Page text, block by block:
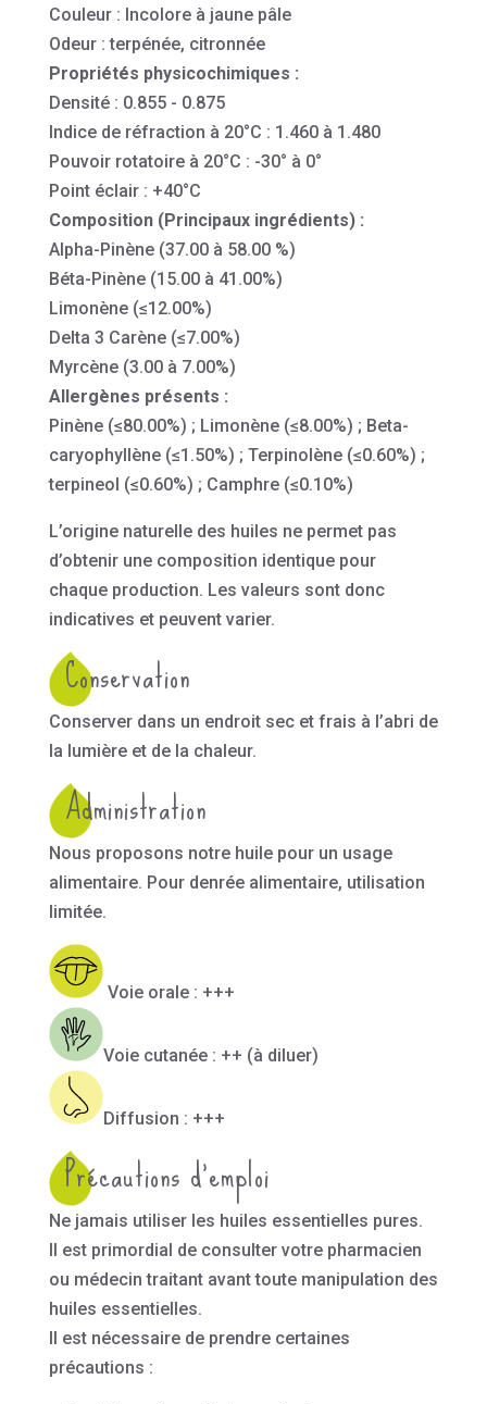
Couleur : Incolore à jaune pâle
Odeur : terpénée, citronnée
Propriétés physicochimiques :
Densité : 0.855 - 0.875
Indice de réfraction à 20°C : 1.460 à 1.480
Pouvoir rotatoire à 20°C : -30° à 0°
Point éclair : +40°C
Composition (Principaux ingrédients) :
Alpha-Pinène (37.00 à 58.00 %)
Béta-Pinène (15.00 à 41.00%)
Limonène (≤12.00%)
Delta 3 Carène (≤7.00%)
Myrcène (3.00 à 7.00%)
Allergènes présents :
Pinène (≤80.00%) ; Limonène (≤8.00%) ; Beta-
caryophyllène (≤1.50%) ; Terpinolène (≤0.60%) ;
terpineol (≤0.60%) ; Camphre (≤0.10%)
L’origine naturelle des huiles ne permet pas
d’obtenir une composition identique pour
chaque production. Les valeurs sont donc
indicatives et peuvent varier.
Conservation
Conserver dans un endroit sec et frais à l’abri de
la lumière et de la chaleur.
Administration
Nous proposons notre huile pour un usage
alimentaire. Pour denrée alimentaire, utilisation
limitée.
Voie orale : +++
Voie cutanée : ++ (à diluer)
Diffusion : +++
Précautions d’emploi
Ne jamais utiliser les huiles essentielles pures.
Il est primordial de consulter votre pharmacien
ou médecin traitant avant toute manipulation des
huiles essentielles.
Il est nécessaire de prendre certaines
précautions :